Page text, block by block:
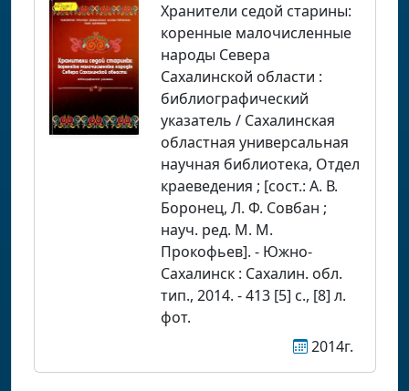
Хранители седой старины:
коренные малочисленные
народы Севера
Сахалинской области :
библиографический
указатель / Сахалинская
областная универсальная
научная библиотека, Отдел
краеведения ; [сост.: А. В.
Боронец, Л. Ф. Совбан ;
науч. ред. М. М.
Прокофьев]. - Южно-
Сахалинск : Сахалин. обл.
тип., 2014. - 413 [5] с., [8] л.
фот.
2014г.